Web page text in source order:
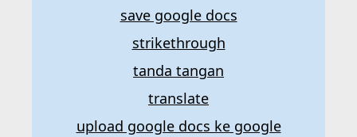
save google docs
strikethrough
tanda tangan
translate
upload google docs ke google